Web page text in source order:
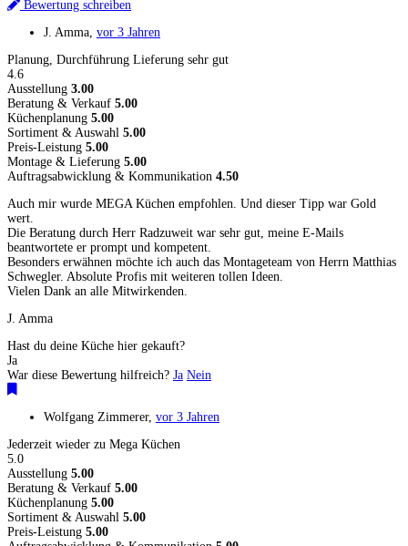
Bewertung schreiben
J. Amma, vor 3 Jahren
Planung, Durchführung Lieferung sehr gut
4.6
Ausstellung 3.00
Beratung & Verkauf 5.00
Küchenplanung 5.00
Sortiment & Auswahl 5.00
Preis-Leistung 5.00
Montage & Lieferung 5.00
Auftragsabwicklung & Kommunikation 4.50
Auch mir wurde MEGA Küchen empfohlen. Und dieser Tipp war Gold
wert.
Die Beratung durch Herr Radzuweit war sehr gut, meine E-Mails
beantwortete er prompt und kompetent.
Besonders erwähnen möchte ich auch das Montageteam von Herrn Matthias
Schwegler. Absolute Profis mit weiteren tollen Ideen.
Vielen Dank an alle Mitwirkenden.
J. Amma
Hast du deine Küche hier gekauft?
Ja
War diese Bewertung hilfreich? Ja Nein
Wolfgang Zimmerer, vor 3 Jahren
Jederzeit wieder zu Mega Küchen
5.0
Ausstellung 5.00
Beratung & Verkauf 5.00
Küchenplanung 5.00
Sortiment & Auswahl 5.00
Preis-Leistung 5.00